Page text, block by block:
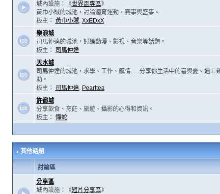
城內設施：《世界盃專區》
黃巾小賊的城池，討論體育運動，賽事與盛事。
板主： 黃巾小賊, XxEDxX
樂浪城
司馬仲達的城池，討論動漫、影視、音樂等話題。
板主：
司馬仲達
天水城
司馬仲達的城池，求學、工作、感情......分享你生活中的喜與憂。遇上
助。
板主：
司馬仲達, Pearltea
許都城
分享飲食、烹飪、旅遊、攝影的心得和資訊。
板主： 懶蛇
其他話題
討論區
分享區
城內設施：《短片分享區》